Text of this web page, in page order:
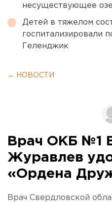
несуществующее
Детей в тяжелом
госпитализировали
Геленджик
← НОВОСТИ
Врач ОКБ №1
Журавлев
«Ордена
Врач Свердловской